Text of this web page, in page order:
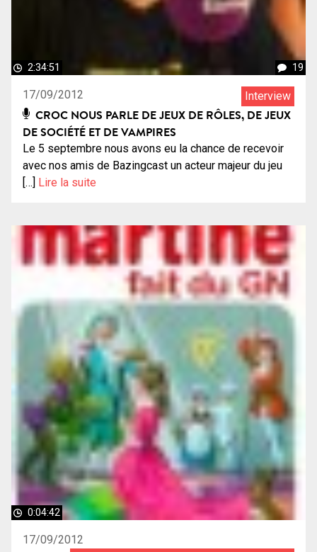
2:34:51 19
17/09/2012 Interview
CROC NOUS PARLE DE JEUX DE RÔLES, DE JEUX
DE SOCIÉTÉ ET DE VAMPIRES
Le 5 septembre nous avons eu la chance de recevoir
avec nos amis de Bazingcast un acteur majeur du jeu
[…] Lire la suite
0:04:42
17/09/2012